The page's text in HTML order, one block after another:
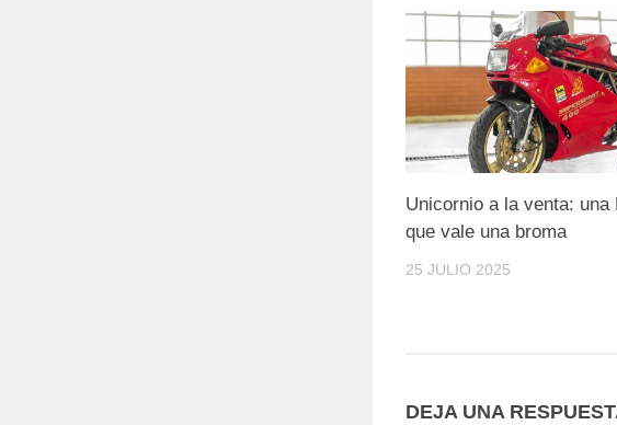
Unicornio a la venta: una
que vale una broma
25 JULIO 2025
DEJA UNA